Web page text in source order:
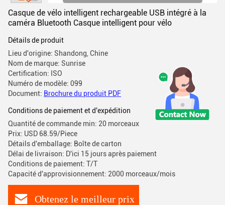
Casque de vélo intelligent rechargeable USB intégré à la
caméra Bluetooth Casque intelligent pour vélo
Détails de produit
Lieu d'origine: Shandong, Chine
Nom de marque: Sunrise
Certification: ISO
Numéro de modèle: 099
Document: Brochure du produit PDF
Conditions de paiement et d'expédition
Quantité de commande min: 20 morceaux
Prix: USD 68.59/Piece
Détails d'emballage: Boîte de carton
Délai de livraison: D'ici 15 jours après paiement
Conditions de paiement: T/T
Capacité d'approvisionnement: 2000 morceaux/mois
Obtenez le meilleur prix